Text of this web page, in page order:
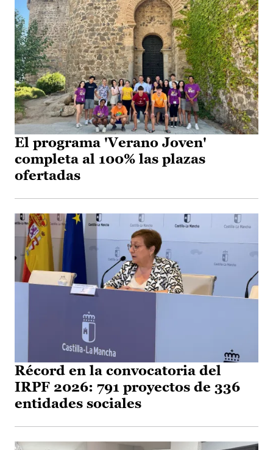
El programa 'Verano Joven'
completa al 100% las plazas
ofertadas
Récord en la convocatoria del
IRPF 2026: 791 proyectos de 336
entidades sociales